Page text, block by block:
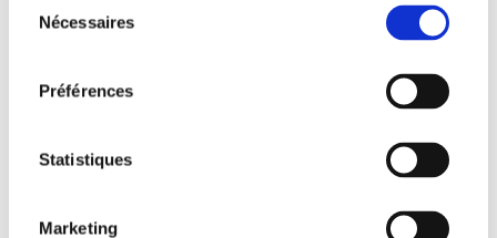
Nécessaires
Préférences
Statistiques
Marketing